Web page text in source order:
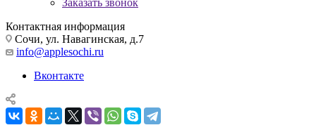
Заказать звонок
Контактная информация
Сочи, ул. Навагинская, д.7
info@applesochi.ru
Вконтакте